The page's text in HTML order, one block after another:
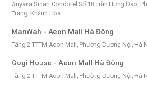
Ariyana Smart Condotel Số 18 Trần Hưng Đạo,
Trang, Khánh Hòa
ManWah - Aeon Mall Hà Đông
Tầng 2 TTTM Aeon Mall, Phường Dương Nội, Hà
Gogi House - Aeon Mall Hà Đông
Tầng 2 TTTM Aeon Mall, Phường Dương Nội, Hà